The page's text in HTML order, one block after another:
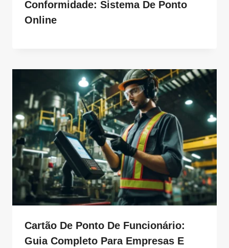
Conformidade: Sistema De Ponto
Online
Cartão De Ponto De Funcionário:
Guia Completo Para Empresas E